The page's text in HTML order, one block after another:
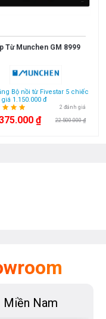
Từ Munchen GM 8999
Bộ nồi từ Fivestar 5 chiếc
1.150.000 đ
2 đánh giá
₫ 22.500.000 ₫
Miền Nam